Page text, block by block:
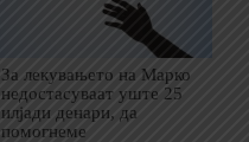
За лекувањето на Марко
недостасуваат уште 25
илјади денари, да
помогнеме